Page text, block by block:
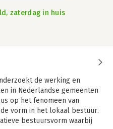
zaterdag in huis
de werking en
in Nederlandse gemeenten
op het fenomeen van
vorm in het lokaal bestuur.
bestuursvorm waarbij